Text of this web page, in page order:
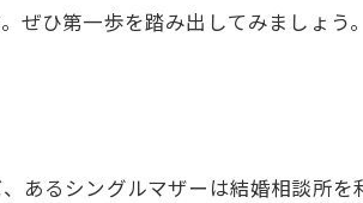
ぜひ第一歩を踏み出してみましょう。
あるシングルマザーは結婚相談所を